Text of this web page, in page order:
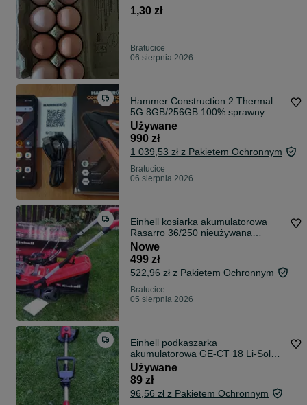
1,30 zł
Bratucice
06 sierpnia 2026
Hammer Construction 2 Thermal
5G 8GB/256GB 100% sprawny
zestaw +GRATIS
Używane
990 zł
1 039,53 zł z Pakietem Ochronnym
Bratucice
06 sierpnia 2026
Einhell kosiarka akumulatorowa
Rasarro 36/250 nieużywana
sprawna stan idealny
Nowe
499 zł
522,96 zł z Pakietem Ochronnym
Bratucice
05 sierpnia 2026
Einhell podkaszarka
akumulatorowa GE-CT 18 Li-Solo
sprawna stan -bdb
Używane
89 zł
96,56 zł z Pakietem Ochronnym